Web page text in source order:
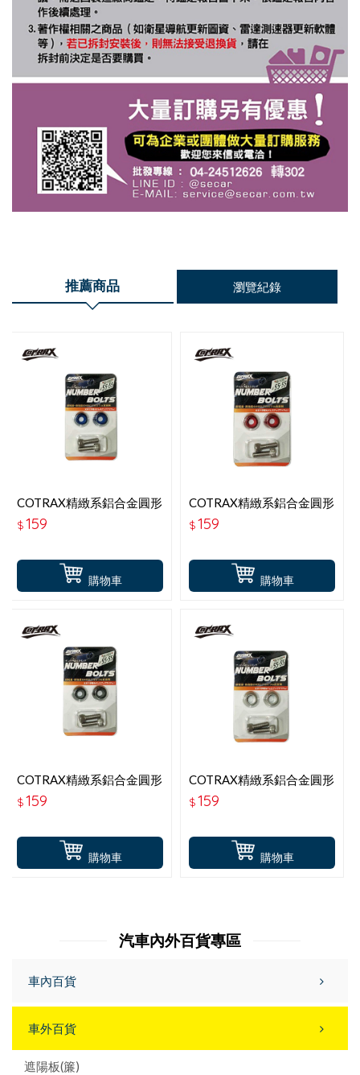
推薦商品 瀏覽紀錄
購物車
COTRAX精緻系鋁合金圓形
牌照螺絲-消光藍(二入)
$159
購物車
COTRAX精緻系鋁合金圓形
牌照螺絲-消光紅(二入)
$159
購物車
COTRAX精緻系鋁合金圓形
牌照螺絲-消光鐵灰(二入)
$159
購物車
COTRAX精緻系鋁合金圓形
牌照螺絲-消光銀(二入)
$159
汽車內外百貨專區
車內百貨
車外百貨
遮陽板(簾)